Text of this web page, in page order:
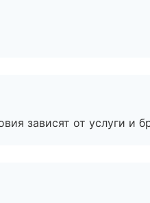
зависят от услуги и